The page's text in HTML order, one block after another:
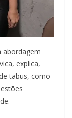
abordagem
explica,
tabus, como